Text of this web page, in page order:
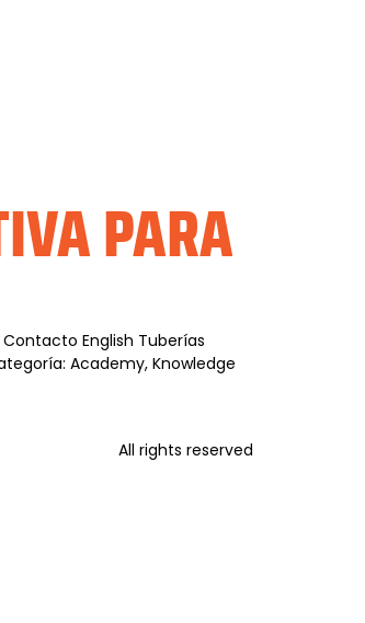
PARA
English Tuberías
Academy, Knowledge
All rights reserved